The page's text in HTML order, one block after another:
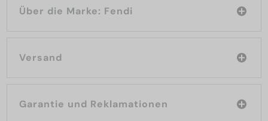
Über die Marke: Fendi
Versand
Garantie und Reklamationen